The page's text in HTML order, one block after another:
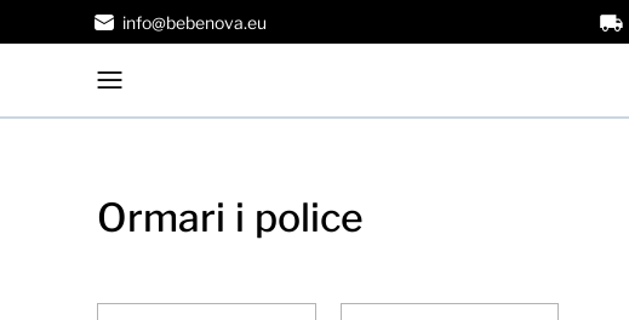
info@bebenova.eu
Ormari i police